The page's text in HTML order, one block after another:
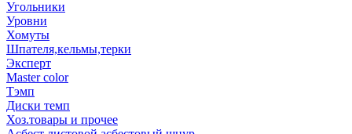
Угольники
Уровни
Хомуты
Шпателя,кельмы,терки
Эксперт
Master color
Тэмп
Диски темп
Хоз.товары и прочее